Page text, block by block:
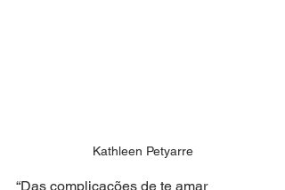
Kathleen Petyarre
“Das complicações de te amar